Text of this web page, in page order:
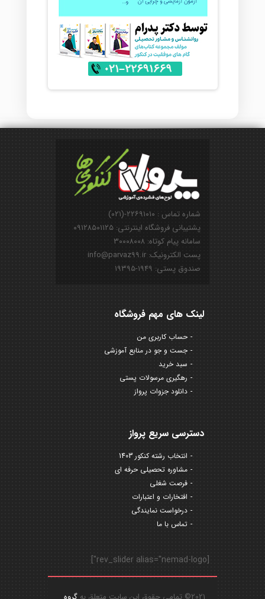
شماره تماس : ۲۲۶۹۱۰۱۰-(۰۲۱)
پشتیبانی فروشگاه اینترنتی: ۰۹۱۲۸۵۰۱۱۲۵
سامانه پیام کوتاه: ۳۰۰۰۸۰۰۸
پست الکترونیک: info@parvaz99.ir
صندوق پستی: ۱۹۴۹-۱۹۳۹۵
لینک های مهم فروشگاه
حساب کاربری من
جست و جو در منابع آموزشی
سبد خرید
رهگیری مرسولات پستی
دانلود جزوات پرواز
دسترسی سریع پرواز
انتخاب رشته کنکور 1403
مشاوره تحصیلی حرفه ای
فرصت شغلی
افتخارات و اعتبارات
درخواست نمایندگی
تماس با ما
[rev_slider alias="nemad-logo"]